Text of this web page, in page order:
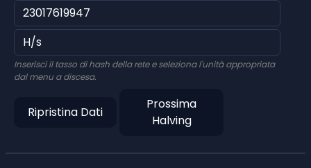
Inserisci il tasso di hash della rete e seleziona l'unità appropriata
dal menu a discesa.
Ripristina Dati
Prossima
Halving